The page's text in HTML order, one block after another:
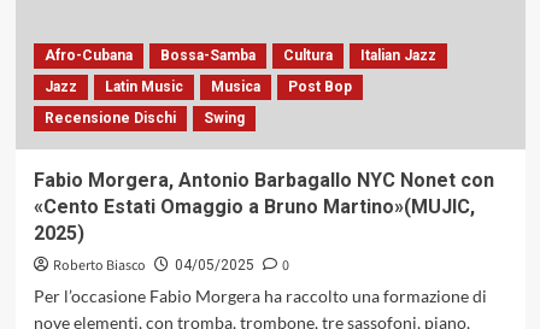
che
contiene
l’inedita
«The
ispirata
dalla
Elisabetta
Afro-Cubana Bossa-Samba Cultura
Italian Jazz
Jazz
Latin Music Musica
Post Bop
Recensione Dischi
Swing
Fabio Morgera, Antonio Barbagallo NYC Nonet con
«Cento Estati Omaggio a Bruno Martino»(MUJIC,
2025)
Roberto Biasco 04/05/2025
0
Per l’occasione Fabio Morgera ha raccolto una formazione di
nove elementi, con tromba, trombone, tre sassofoni, piano,